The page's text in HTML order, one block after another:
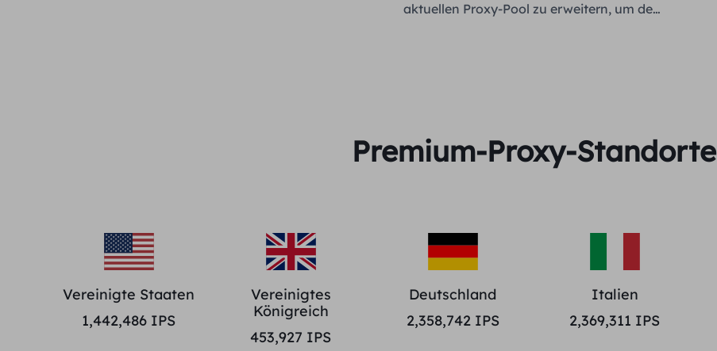
aktuellen Proxy-Pool zu erweitern, um den
Premium-Proxy-Standorte
Vereinigte Staaten
1,442,486 IPS
Vereinigtes
Königreich
453,927 IPS
Deutschland
2,358,742IPS
Italien
2,369,311 IPS